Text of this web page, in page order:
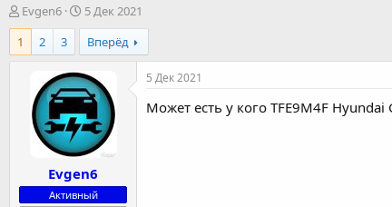
А
в
т
о
Evgen6
Д
а
т
а
н
а
ч
а
л
а
5 Дек 2021
1
2 3 Вперёд
Evgen6
Активный
5 Дек 2021
Может есть у кого TFE9M4F Hyundai